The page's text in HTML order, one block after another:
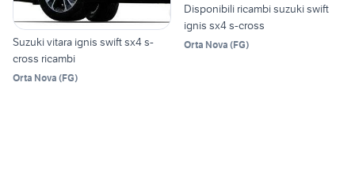
Suzuki vitara ignis swift sx4 s-
cross ricambi
Orta Nova (FG)
Disponibili ricambi suzuki swift
ignis sx4 s-cross
Orta Nova (FG)